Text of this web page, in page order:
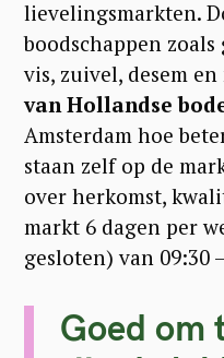
lievelingsmarkten.
boodschappen zoals
vis, zuivel, desem en
van Hollandse
Amsterdam hoe
staan zelf op de
over herkomst,
markt 6 dagen per
gesloten) van 09:30
Goed om